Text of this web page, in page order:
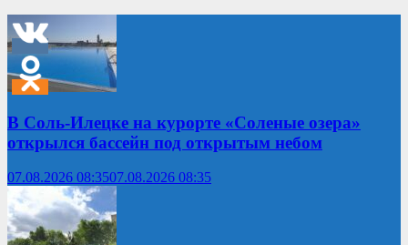
В Соль-Илецке на курорте «Соленые озера»
открылся бассейн под открытым небом
07.08.2026 08:3507.08.2026 08:35